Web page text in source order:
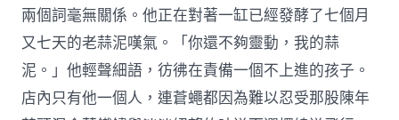
兩個詞毫無關係。他正在對著一缸已經發酵了七個月
又七天的老蒜泥嘆氣。「你還不夠靈動，我的蒜
泥。」他輕聲細語，彷彿在責備一個不上進的孩子。
店內只有他一個人，連蒼蠅都因為難以忍受那股陳年